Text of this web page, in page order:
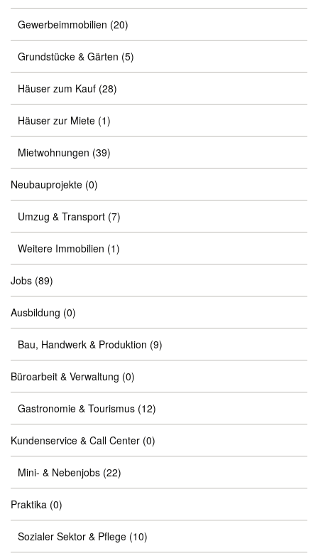
Gewerbeimmobilien (20)
Grundstücke & Gärten (5)
Häuser zum Kauf (28)
Häuser zur Miete (1)
Mietwohnungen (39)
Neubauprojekte (0)
Umzug & Transport (7)
Weitere Immobilien (1)
Jobs (89)
Ausbildung (0)
Bau, Handwerk & Produktion (9)
Büroarbeit & Verwaltung (0)
Gastronomie & Tourismus (12)
Kundenservice & Call Center (0)
Mini- & Nebenjobs (22)
Praktika (0)
Sozialer Sektor & Pflege (10)